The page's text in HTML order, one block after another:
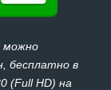
можно
бесплатно в
(Full HD) на